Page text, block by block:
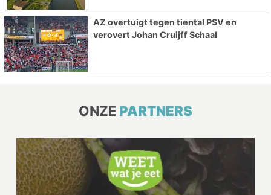
AZ overtuigt tegen tiental PSV en
verovert Johan Cruijff Schaal
ONZE PARTNERS